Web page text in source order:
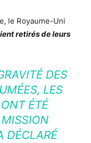
le Royaume-Uni
retirés de leurs
DES
LES
ÉTÉ
DÉCLARÉ